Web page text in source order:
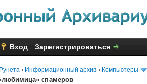
Вход Зарегистрироваться
› Информационный архив › Компьютеры
спамеров